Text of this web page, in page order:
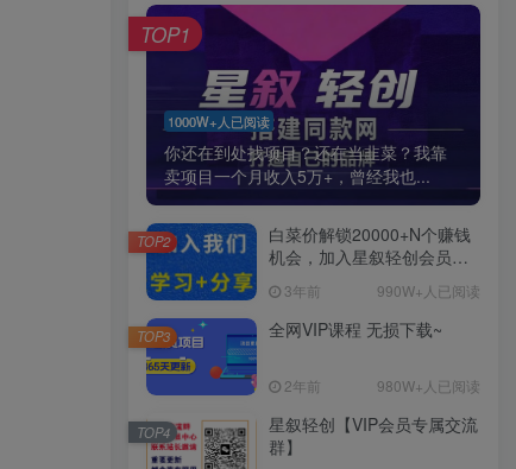
1000W+人已阅读
你还在到处找项目？还在当韭菜？我靠
卖项目一个月收入5万+，曾经我也...
TOP1
白菜价解锁20000+N个赚钱
机会，加入星叙轻创会员，
3年前 990W+人已阅读
TOP2
全网VIP课程 无损下载~
2年前 980W+人已阅读
TOP3
星叙轻创【VIP会员专属交流
群】
TOP4